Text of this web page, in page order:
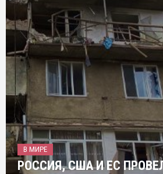
В МИРЕ
РОССИЯ, США И ЕС